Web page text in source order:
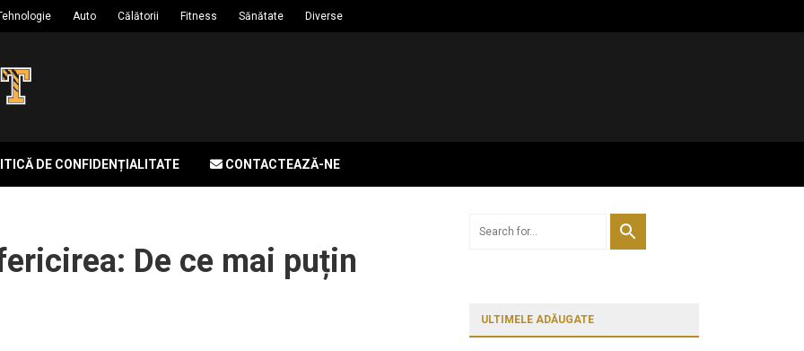
Auto Călătorii Fitness Sănătate Diverse
DE CONFIDENȚIALITATE CONTACTEAZĂ-NE
De ce mai puțin
ULTIMELE ADĂUGATE